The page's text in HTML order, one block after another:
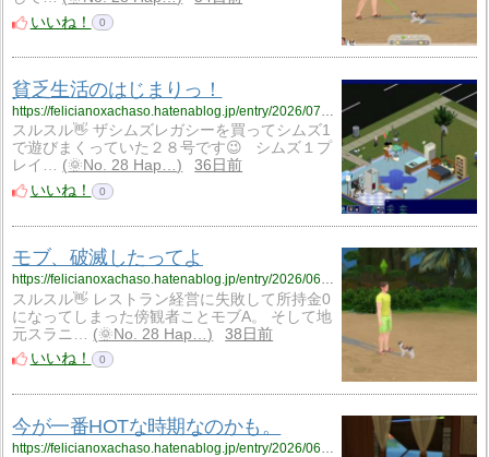
いいね！
0
貧乏生活のはじまりっ！
https://felicianoxachaso.hatenablog.jp/entry/2026/07/01/204206
スルスル👋 ザシムズレガシーを買ってシムズ1
で遊びまくっていた２８号です😉 シムズ１プ
レイ…
🌞No. 28 Hap…
36日前
いいね！
0
モブ、破滅したってよ
https://felicianoxachaso.hatenablog.jp/entry/2026/06/29/214054
スルスル👋 レストラン経営に失敗して所持金0
になってしまった傍観者ことモブA。 そして地
元スラニ…
🌞No. 28 Hap…
38日前
いいね！
0
今が一番HOTな時期なのかも。